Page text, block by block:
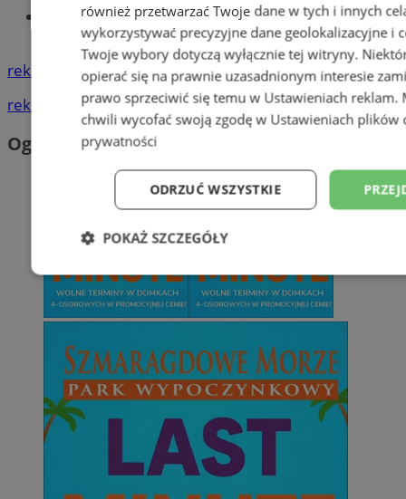
Znajdź pracę - codziennie nowe
ogłoszenia
reklama
reklama
Ogłoszenia
również przetwarzać Twoje dane w tych i innych
wykorzystywać precyzyjne dane geolokalizacyjne i
Twoje wybory dotyczą wyłącznie tej witryny.
opierać się na prawnie uzasadnionym interesie
prawo sprzeciwić się temu w Ustawieniach reklam.
chwili wycofać swoją zgodę w Ustawieniach plików
prywatności
ODRZUĆ WSZYSTKIE
POKAŻ SZCZEGÓŁY
Niezbędne Wydajność
Niesklasyfikowane
Niezbędne Wydajność Targetowanie